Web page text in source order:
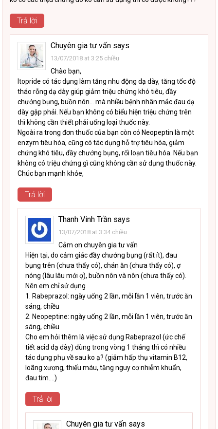
Trả lời
Chuyên gia tư vấn says
13/07/2018 at 3:25 chiều
Chào bạn,
Itopride có tác dụng làm tăng nhu động dạ dày, tăng tốc độ
tháo rỗng dạ dày giúp giảm triệu chứng khó tiêu, đầy
chướng bụng, buồn nôn… mà nhiều bệnh nhân mắc đau dạ
dày gặp phải. Nếu bạn không có biểu hiện triệu chứng trên
thì không cần thiết phải uống loại thuốc này.
Ngoài ra trong đơn thuốc của bạn còn có Neopeptin là một
enzym tiêu hóa, cũng có tác dụng hỗ trợ tiêu hóa, giảm
chứng khó tiêu, đầy chướng bụng, rối loạn tiêu hóa. Nếu bạn
không có triệu chứng gì cũng không cần sử dụng thuốc này.
Chúc bạn mạnh khỏe,
Trả lời
Thanh Vinh Trần says
13/07/2018 at 3:34 chiều
Cảm ơn chuyên gia tư vấn
Hiện tại, do cảm giác đầy chướng bụng (rất ít), đau
bụng trên (chưa thấy có), chán ăn (chưa thấy có), ợ
nóng (lâu lâu mới ợ), buồn nôn và nôn (chưa thấy có).
Nên em chỉ sử dụng
1. Rabeprazol: ngày uống 2 lần, mỗi lần 1 viên, trước ăn
sáng, chiều
2. Neopeptine: ngày uống 2 lần, mỗi lần 1 viên, trước ăn
sáng, chiều
Cho em hỏi thêm là việc sử dụng Rabeprazol (ức chế
tiết acid dạ dày) dùng trong vòng 1 tháng thì có nhiều
tác dụng phụ về sau ko ạ? (giảm hấp thụ vitamin B12,
loãng xương, thiếu máu, tăng nguy cơ nhiễm khuẩn,
đau tim….)
Trả lời
Chuyên gia tư vấn says